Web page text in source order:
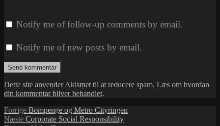
Notify me of follow-up comments by email.
Notify me of new posts by email.
Dette site anvender Akismet til at reducere spam. Læs om hvordan
din kommentar bliver behandlet.
Indlægsnavigation
Forrige Forrige
indlæg:
Bompenge og Metro Cityringen
Næste Næste
Corporate Social Responsibility